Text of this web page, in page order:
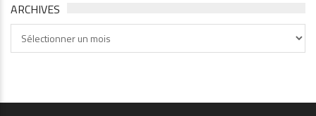
ARCHIVES